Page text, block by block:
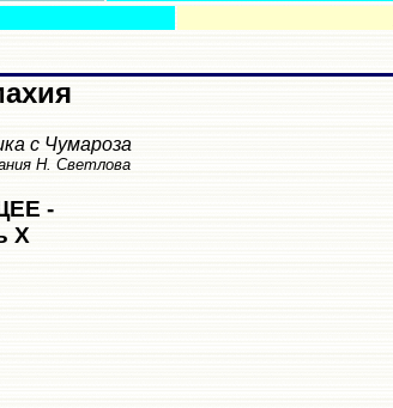
с Чумароза
Н. Светлова
-
X